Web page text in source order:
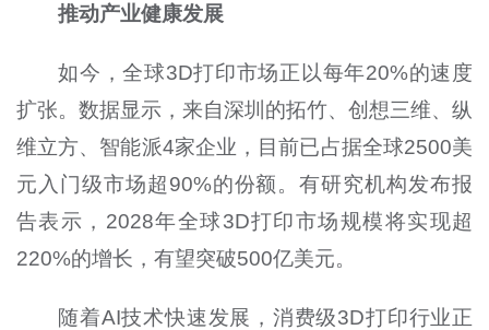
推动产业健康发展
如今，全球3D打印市场正以每年20%的速度
扩张。数据显示，来自深圳的拓竹、创想三维、纵
维立方、智能派4家企业，目前已占据全球2500美
元入门级市场超90%的份额。有研究机构发布报
告表示，2028年全球3D打印市场规模将实现超
220%的增长，有望突破500亿美元。
随着AI技术快速发展，消费级3D打印行业正